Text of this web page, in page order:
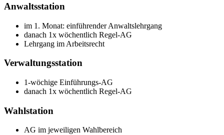
Anwaltsstation
im 1. Monat: einführender Anwaltslehrgang
danach 1x wöchentlich Regel-AG
Lehrgang im Arbeitsrecht
Verwaltungsstation
1-wöchige Einführungs-AG
danach 1x wöchentlich Regel-AG
Wahlstation
AG im jeweiligen Wahlbereich